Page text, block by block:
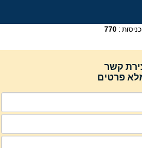
:
770
קשר
פרטים